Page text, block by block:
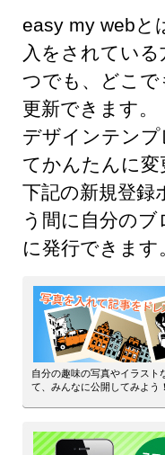
easy my webと
入をされてい
つでも、どこ
更新できます。
デザインテン
てかんたんに変
下記の新規登
う間に自分の
に発行できま
自分の趣味の写真やイラスト
て、みんなに公開してみよう！